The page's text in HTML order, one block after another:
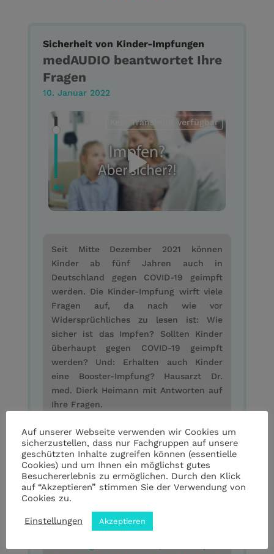
Sicherheit von Kinder-Impfungen
medAUDIO beantwortet Ihre
Fragen
10. Januar 2022
Kein Transkript verfügbar
Seit Mitte Dezember 2021 können
Kinder ab fünf Jahren auch in
Deutschland gegen COVID-19 geimpft
werden. Die Kinder-Impfung wirft viele
Fragen auf, da nach wie vor
Widersprüchliches zu lesen ist: Wie
sicher ist das Impfen? Sollten Kinder
überhaupt gegen COVID-19 geimpft
werden? Und: Erhalten auch Kinder
eine Booster-Impfung? Hausarzt Dr.
med. Dierk Heimann mit Antworten auf
Ihre Fragen.
Weiterführende Links
spiegel.de (Kaum Nebenwirkungen bei
Fünf- bis Elfjährigen, Stand:
08.01.2022)
wr.de (Dramatischer Anstieg bei
05.01.2022)
Auf unserer Webseite verwenden wir Cookies um
sicherzustellen, dass nur Fachgruppen auf unsere
geschützten Inhalte zugreifen können (essentielle
Cookies) und um Ihnen ein möglichst gutes
Besuchererlebnis zu ermöglichen. Durch den Klick
auf “Akzeptieren” stimmen Sie der Verwendung von
Cookies zu.
Einstellungen Akzeptieren